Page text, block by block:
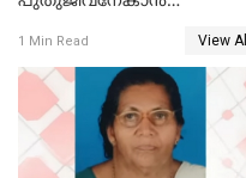
എറണാകുളം സർക്കാർ
ജനറൽ
ആശുപത്രിയിലെത്തിച്ചു
1 Min Read View All